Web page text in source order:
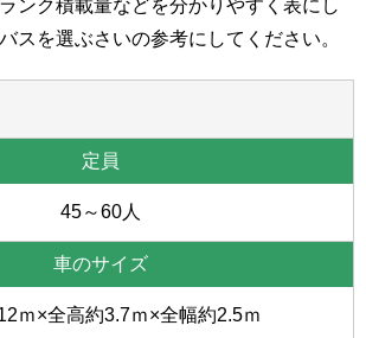
ンク積載量などを分かりやすく表にし
スを選ぶさいの参考にしてください。
45～60人
ｍ×全高約3.7ｍ×全幅約2.5ｍ